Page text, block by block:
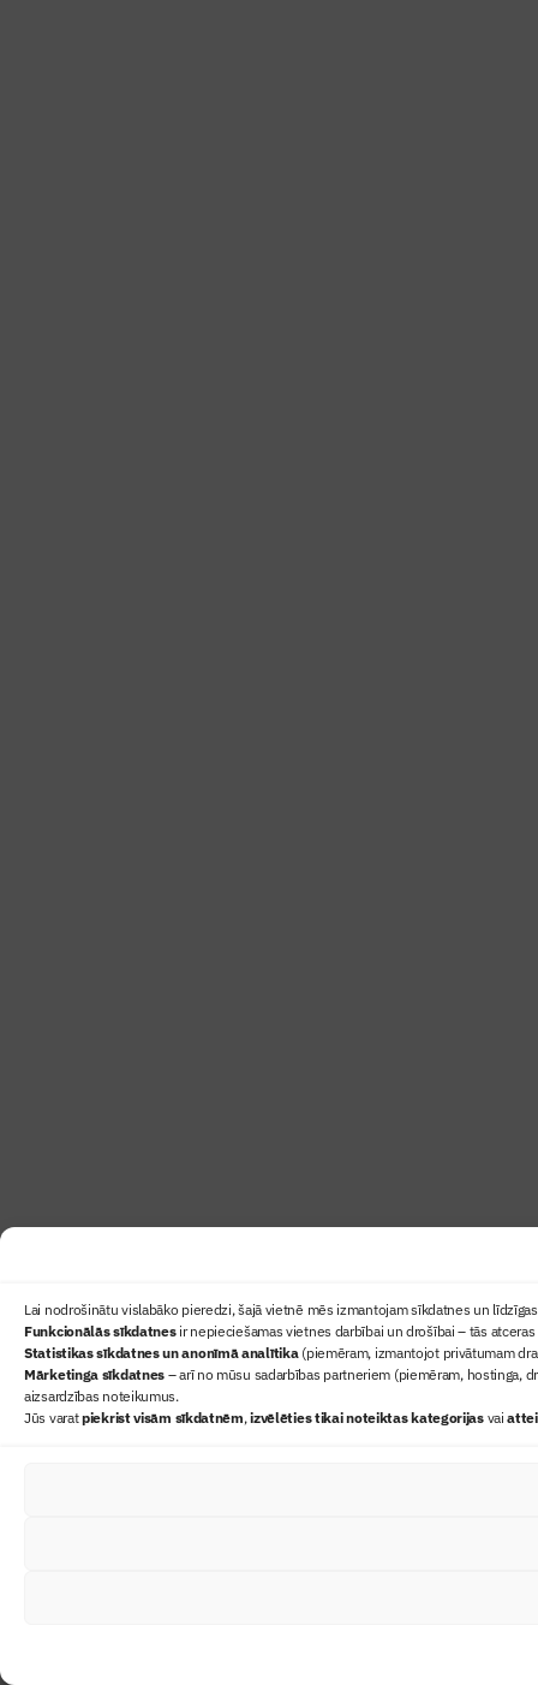
Lai nodrošinātu vislabāko pieredzi, šajā vietnē mēs izmantojam sīkdatnes un
Funkcionālās sīkdatnesir nepieciešamas vietnes darbībai un drošībai – tās
Statistikas sīkdatnes un anonīmā analītika(piemēram, izmantojot privātumam
Mārketinga sīkdatnes – arī no mūsu sadarbības partneriem (piemēram, hostinga,
aizsardzības noteikumus.
Jūs varatpiekrist visām sīkdatnēm,izvēlēties tikai noteiktas kategorijasvai